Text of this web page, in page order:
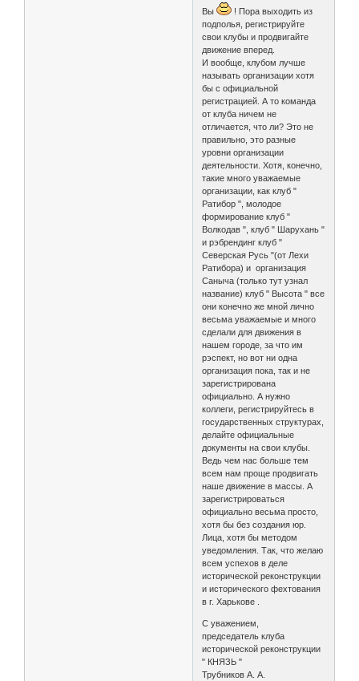
Вы
! Пора выходить из
подполья, регистрируйте
свои клубы и продвигайте
движение вперед.
И вообще, клубом лучше
называть организации хотя
бы с официальной
регистрацией. А то команда
от клуба ничем не
отличается, что ли? Это не
правильно, это разные
уровни организации
деятельности. Хотя, конечно,
такие много уважаемые
организации, как клуб "
Ратибор ", молодое
формирование клуб "
Волкодав ", клуб " Шарухань "
и рэбрендинг клуб "
Северская Русь "(от Лехи
Ратибора) и организация
Саныча (только тут узнал
название) клуб " Высота " все
они конечно же мной лично
весьма уважаемые и много
сделали для движения в
нашем городе, за что им
рэспект, но вот ни одна
организация пока, так и не
зарегистрирована
официально. А нужно
коллеги, регистрируйтесь в
государственных структурах,
делайте официальные
документы на свои клубы.
Ведь чем нас больше тем
всем нам проще продвигать
наше движение в массы. А
зарегистрироваться
официально весьма просто,
хотя бы без создания юр.
Лица, хотя бы методом
уведомления. Так, что желаю
всем успехов в деле
исторической реконструкции
и исторического фехтования
в г. Харькове .
С уважением,
председатель клуба
исторической реконструкции
" КНЯЗЬ "
Трубников А. А.